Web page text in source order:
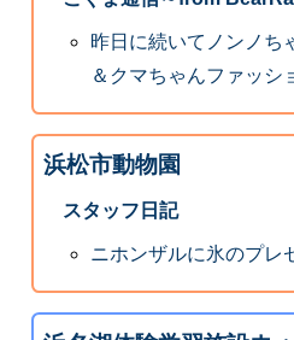
昨日に続いてノンノち
＆クマちゃんファッシ
浜松市動物園
スタッフ日記
ニホンザルに氷のプレ